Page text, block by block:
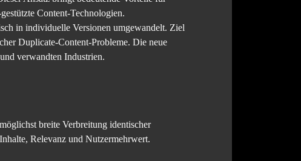
Content-Technologien.
in individuelle Versionen umgewandelt. Ziel
Duplicate-Content-Probleme. Die neue
verwandten Industrien.
breite Verbreitung identischer
Relevanz und Nutzermehrwert.